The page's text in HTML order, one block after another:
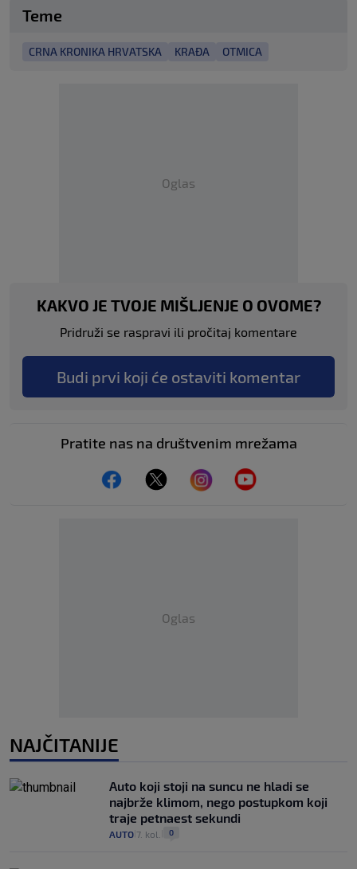
Teme
CRNA KRONIKA HRVATSKA KRAĐA OTMICA
Oglas
KAKVO JE TVOJE MIŠLJENJE O OVOME?
Pridruži se raspravi ili pročitaj komentare
Budi prvi koji će ostaviti komentar
Pratite nas na društvenim mrežama
Oglas
NAJČITANIJE
Auto koji stoji na suncu ne hladi se
najbrže klimom, nego postupkom koji
traje petnaest sekundi
AUTO 7. kol. 0